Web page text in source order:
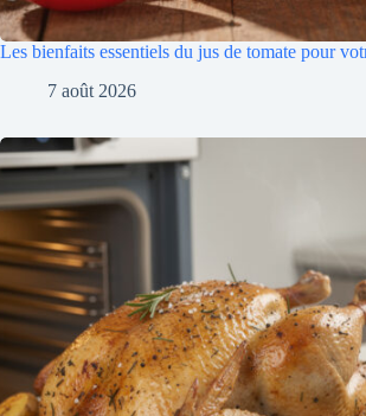
Les bienfaits essentiels du jus de tomate pour
7 août 2026